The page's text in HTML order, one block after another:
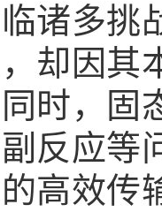
诸多挑
却因其
时，固
反应等
高效传